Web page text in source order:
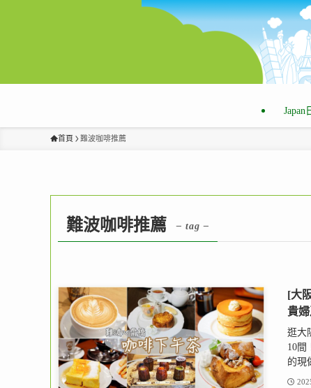
Japan
首頁 難波咖啡推薦
難波咖啡推薦 – tag –
[大
貴
逛大
10間
的現